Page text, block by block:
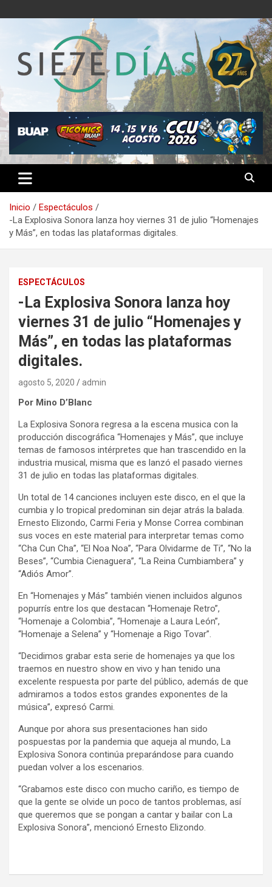
al
Semanario 7 Días
Inicio
Espectáculos
-La Explosiva Sonora lanza hoy viernes 31 de julio “Homenajes
y Más”, en todas las plataformas digitales.
ESPECTÁCULOS
-La Explosiva Sonora lanza hoy
viernes 31 de julio “Homenajes y
Más”, en todas las plataformas
digitales.
agosto 5, 2020 admin
Por Mino D’Blanc
La Explosiva Sonora regresa a la escena musica con la
producción discográfica “Homenajes y Más”, que incluye
temas de famosos intérpretes que han trascendido en la
industria musical, misma que es lanzó el pasado viernes
31 de julio en todas las plataformas digitales.
Un total de 14 canciones incluyen este disco, en el que la
cumbia y lo tropical predominan sin dejar atrás la balada.
Ernesto Elizondo, Carmi Feria y Monse Correa combinan
sus voces en este material para interpretar temas como
“Cha Cun Cha”, “El Noa Noa”, “Para Olvidarme de Ti”, “No la
Beses”, “Cumbia Cienaguera”, “La Reina Cumbiambera” y
“Adiós Amor”.
En “Homenajes y Más” también vienen incluidos algunos
popurrís entre los que destacan “Homenaje Retro”,
“Homenaje a Colombia”, “Homenaje a Laura León”,
“Homenaje a Selena” y “Homenaje a Rigo Tovar”.
“Decidimos grabar esta serie de homenajes ya que los
traemos en nuestro show en vivo y han tenido una
excelente respuesta por parte del público, además de que
admiramos a todos estos grandes exponentes de la
música”, expresó Carmi.
Aunque por ahora sus presentaciones han sido
pospuestas por la pandemia que aqueja al mundo, La
Explosiva Sonora continúa preparándose para cuando
puedan volver a los escenarios.
“Grabamos este disco con mucho cariño, es tiempo de
que la gente se olvide un poco de tantos problemas, así
que queremos que se pongan a cantar y bailar con La
Explosiva Sonora”, mencionó Ernesto Elizondo.